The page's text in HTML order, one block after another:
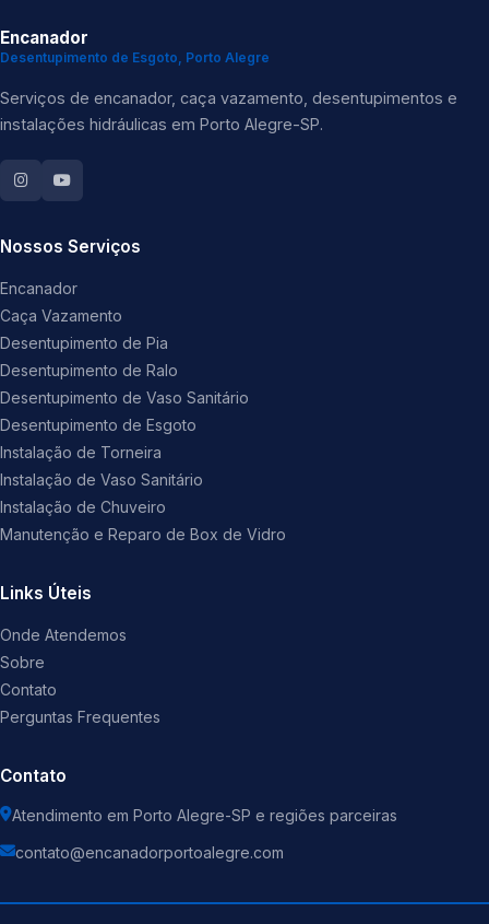
Encanador
Desentupimento de Esgoto, Porto Alegre
Serviços de encanador, caça vazamento, desentupimentos e
instalações hidráulicas em Porto Alegre-SP.
Nossos Serviços
Encanador
Caça Vazamento
Desentupimento de Pia
Desentupimento de Ralo
Desentupimento de Vaso Sanitário
Desentupimento de Esgoto
Instalação de Torneira
Instalação de Vaso Sanitário
Instalação de Chuveiro
Manutenção e Reparo de Box de Vidro
Links Úteis
Onde Atendemos
Sobre
Contato
Perguntas Frequentes
Contato
Atendimento em Porto Alegre-SP e regiões parceiras
contato@encanadorportoalegre.com